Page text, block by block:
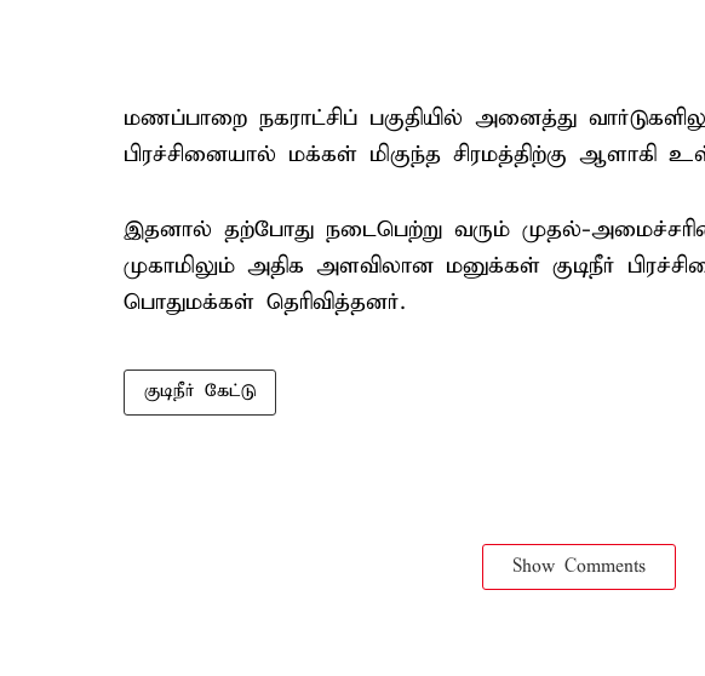
மணப்பாறை நகராட்சிப் பகுதியில் அனைத்து
பிரச்சினையால் மக்கள் மிகுந்த சிரமத்திற்கு ஆளாகி
இதனால் தற்போது நடைபெற்று வரும் முதல்-அமைச்சரின்
முகாமிலும் அதிக அளவிலான மனுக்கள் குடிநீர்
பொதுமக்கள் தெரிவித்தனர்.
குடிநீர் கேட்டு
Show Comments